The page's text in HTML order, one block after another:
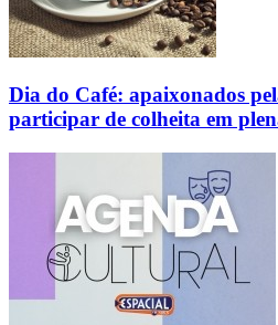
Dia do Café: apaixonados
participar de colheita em